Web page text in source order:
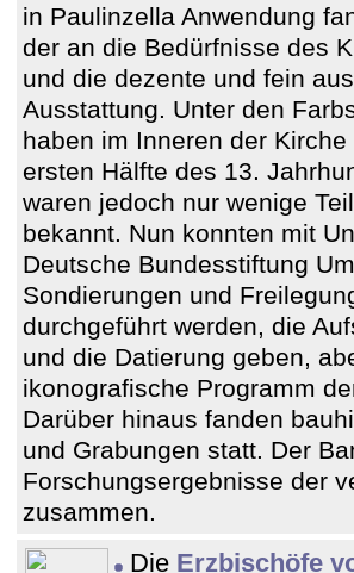
in Paulinzella Anwendung
der an die Bedürfnisse des
und die dezente und fein
Ausstattung. Unter den
haben im Inneren der
ersten Hälfte des 13.
waren jedoch nur wenige
bekannt. Nun konnten mit
Deutsche Bundesstiftung
Sondierungen und
durchgeführt werden, die
und die Datierung geben,
ikonografische Programm
Darüber hinaus fanden
und Grabungen statt. Der
Forschungsergebnisse der
zusammen.
Die Erzbischöfe